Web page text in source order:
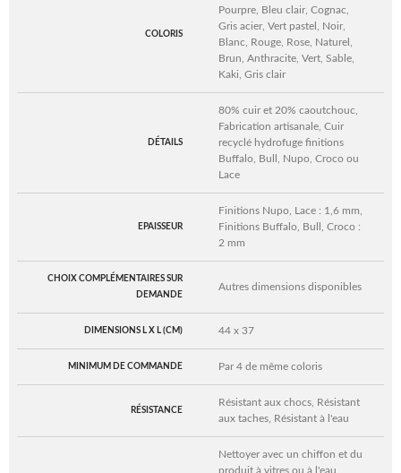
COLORIS
Pourpre, Bleu clair, Cognac,
Gris acier, Vert pastel, Noir,
Blanc, Rouge, Rose, Naturel,
Brun, Anthracite, Vert, Sable,
Kaki, Gris clair
DÉTAILS
80% cuir et 20% caoutchouc,
Fabrication artisanale, Cuir
recyclé hydrofuge finitions
Buffalo, Bull, Nupo, Croco ou
Lace
EPAISSEUR
Finitions Nupo, Lace : 1,6 mm,
Finitions Buffalo, Bull, Croco :
2 mm
CHOIX COMPLÉMENTAIRES SUR
DEMANDE
Autres dimensions disponibles
DIMENSIONS L X L (CM) 44 x 37
MINIMUM DE COMMANDE Par 4 de même coloris
RÉSISTANCE
Résistant aux chocs, Résistant
aux taches, Résistant à l'eau
Nettoyer avec un chiffon et du
produit à vitres ou à l'eau